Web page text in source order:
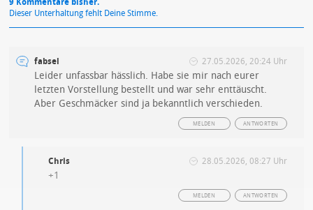
Dieser Unterhaltung fehlt Deine Stimme.
fabsel 27.05.2026, 20:24 Uhr
Leider unfassbar hässlich. Habe sie mir nach eurer
letzten Vorstellung bestellt und war sehr enttäuscht.
Aber Geschmäcker sind ja bekanntlich verschieden.
ANTWORTEN
MELDEN
Chris 28.05.2026, 08:27 Uhr
+1
ANTWORTEN
MELDEN